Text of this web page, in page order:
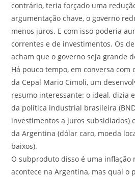
contrário, teria forçado uma
argumentação chave, o governo
menos juros. E com isso poderia
correntes e de investimentos. Os
acham que o governo seja grande
Há pouco tempo, em conversa
da Cepal Mario Cimoli, um
resumo interessante: o ideal, dizia
da política industrial brasileira
investimentos a juros subsidiados)
da Argentina (dólar caro, moeda
baixos).
O subproduto disso é uma inflação
acontece na Argentina, mas qual o